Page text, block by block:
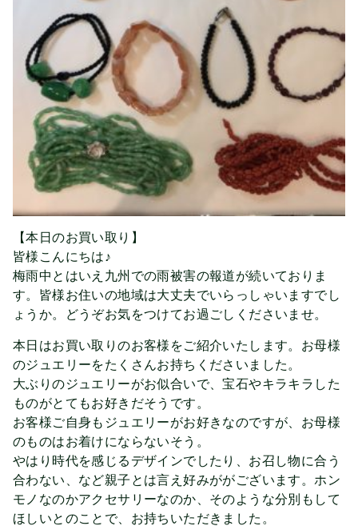
【本日のお買い取り】
皆様こんにちは♪
梅雨中とはいえ九州での雨被害の報道が続いておりま
す。皆様お住いの地域は大丈夫でいらっしゃいますでし
ょうか。どうぞお気をつけてお過ごしくださいませ。
本日はお買い取りのお客様をご紹介いたします。お母様
のジュエリーをたくさんお持ちくださいました。
大ぶりのジュエリーがお似合いで、宝石やキラキラした
ものがとてもお好きだそうです。
お客様ご自身もジュエリーがお好きなのですが、お母様
のものはお着けにならないそう。
やはり時代を感じるデザインでしたり、お召し物に合う
合わない、など親子とは言え好みががございます。ホン
モノなのかアクセサリーなのか、そのような分別もして
ほしいとのことで、お持ちいただきました。